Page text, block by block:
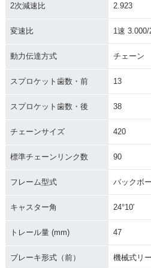
2次減速比 2.923
変速比 1速
動力伝達方式 チェーン
スプロケット歯数・前 13
スプロケット歯数・後 38
チェーンサイズ 420
標準チェーンリンク数 90
フレーム型式 バックボ
キャスター角 24°10′
トレール量 (mm) 47
ブレーキ形式（前） 機械式リ